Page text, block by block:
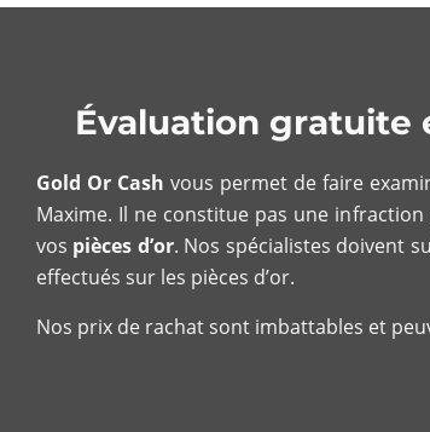
Évaluation gratuite
Gold Or Cash vous permet de faire
Maxime. Il ne constitue pas une
vos pièces d’or. Nos spécialistes doivent
effectués sur les pièces d’or.
Nos prix de rachat sont imbattables et